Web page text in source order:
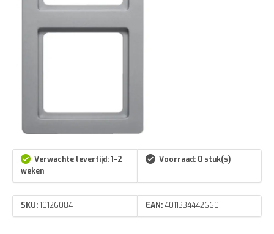
Verwachte levertijd: 1-2
weken
Voorraad: 0 stuk(s)
SKU:10126084 EAN:4011334442660